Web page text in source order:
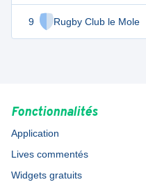
9 Rugby Club le Mole
-32
Fonctionnalités
Application
Lives commentés
Widgets gratuits